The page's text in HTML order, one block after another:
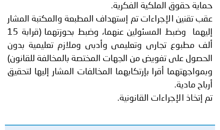
حماية حقوق الملكية الفكرية.
عقب تقنين الإجراءات تم إستهداف المطبعة والمكتبة المشار
إليهما وضبط المسئولين عنهما، وضبط بحوزتهما (قرابة 15
ألف مطبوع تجارى وتعليمى وأدبى وملازم تعليمية بدون
الحصول على تفويض من الجهات المختصة بالمخالفة للقانون)
وبمواجهتهما أقرا بإرتكابهما المخالفات المشار إليها لتحقيق
أرباح مادية.
تم إتخاذ الإجراءات القانونية.